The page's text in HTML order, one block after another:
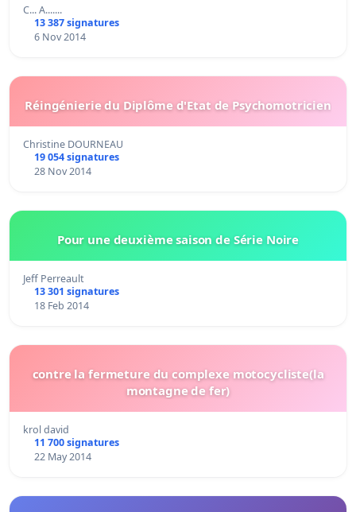
C... A.......
13 387 signatures
6 Nov 2014
Réingénierie du Diplôme d'Etat de Psychomotricien
Christine DOURNEAU
19 054 signatures
28 Nov 2014
Pour une deuxième saison de Série Noire
Jeff Perreault
13 301 signatures
18 Feb 2014
contre la fermeture du complexe motocycliste(la
montagne de fer)
krol david
11 700 signatures
22 May 2014